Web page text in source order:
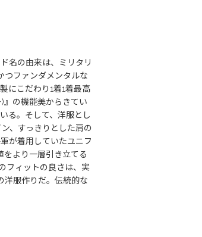
名の由来は、ミリタリ
つファンダメンタルな
にこだわり1着1着最高
』の機能美からきてい
る。そして、洋服とし
、すっきりとした肩の
が着用していたユニフ
をより一層引き立てる
フィットの良さは、実
洋服作りだ。伝統的な